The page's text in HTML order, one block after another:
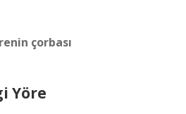
çorbası
Yöre